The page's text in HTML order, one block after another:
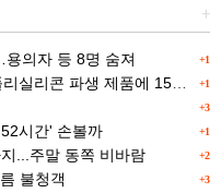
+
+1
의자 등 8명 숨져
+1
품에 15% 관세...한국 기업도 영향
+3
+1
시간' 손볼까
+2
...주말 동쪽 비바람
+3
불청객